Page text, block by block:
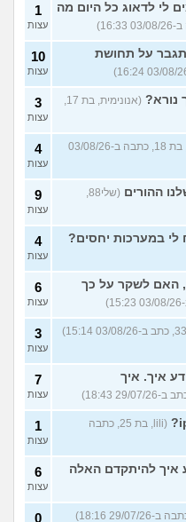
לי לדאוג כל היום מה
1
עצות
על תחושת
10
עצות
נורא?
(אנונימית, בת 17,
3
עצות
(שירה, בת 18, כתבה ב-03/08/26
4
עצות
ההורים
(שלי88,
9
עצות
לי במערכות יחסים? 4
עצות
האם לשקר על כך
6
עצות
3
עצות
איך. איך
7
עצות
(lili, בת 25, כתבה
1
עצות
איך להיתקדם האלה 6
עצות
0